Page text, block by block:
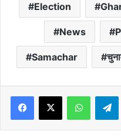
Election
News
Samachar
Facebook
X